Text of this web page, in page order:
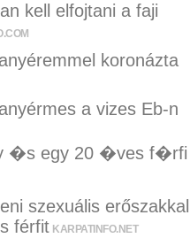
kell elfojtani a faji
koronázta
a vizes Eb-n
�s egy 20 �ves f�rfi
szexuális erőszakkal
férfit KARPATINFO.NET